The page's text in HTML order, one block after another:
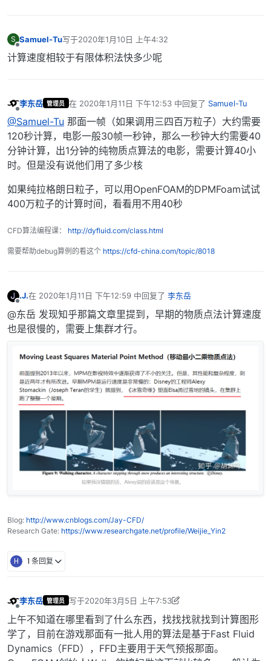
S Samuel-Tu写于2020年1月10日 上午4:32
最后由 编辑
计算速度相较于有限体积法快多少呢
李东岳 管理员 在 2020年1月11日 下午12:53中回复了 Samuel-Tu
最后由 编辑
@Samuel-Tu 那面一帧（如果调用三四百万粒子）大约需要
120秒计算，电影一般30帧一秒钟，那么一秒钟大约需要40
分钟计算，出1分钟的纯物质点算法的电影，需要计算40小
时。但是没有说他们用了多少核
如果纯拉格朗日粒子，可以用OpenFOAM的DPMFoam试试
400万粒子的计算时间，看看用不用40秒
CFD算法编程课： http://dyfluid.com/class.html
需要帮助debug算例的看这个 https://cfd-china.com/topic/8018
.J.在 2020年1月11日 下午12:59 中回复了 李东岳
最后由 编辑
@东岳 发现知乎那篇文章里提到，早期的物质点法计算速度
也是很慢的，需要上集群才行。
Blog: http://www.cnblogs.com/Jay-CFD/
Research Gate: https://www.researchgate.net/profile/Weijie_Yin2
H 1 条回复
李东岳 管理员 写于2020年3月5日 上午7:53
最后由 李东岳 编辑 2025年8月28日 下午1:35
上午不知道在哪里看到了什么东西，找找找就找到计算图形
学了，目前在游戏那面有一批人用的算法是基于Fast Fluid
Dynamics（FFD），FFD主要用于天气预报那面。